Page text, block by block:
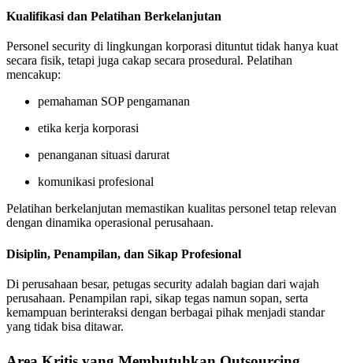
Kualifikasi dan Pelatihan Berkelanjutan
Personel security di lingkungan korporasi dituntut tidak hanya kuat
secara fisik, tetapi juga cakap secara prosedural. Pelatihan
mencakup:
pemahaman SOP pengamanan
etika kerja korporasi
penanganan situasi darurat
komunikasi profesional
Pelatihan berkelanjutan memastikan kualitas personel tetap relevan
dengan dinamika operasional perusahaan.
Disiplin, Penampilan, dan Sikap Profesional
Di perusahaan besar, petugas security adalah bagian dari wajah
perusahaan. Penampilan rapi, sikap tegas namun sopan, serta
kemampuan berinteraksi dengan berbagai pihak menjadi standar
yang tidak bisa ditawar.